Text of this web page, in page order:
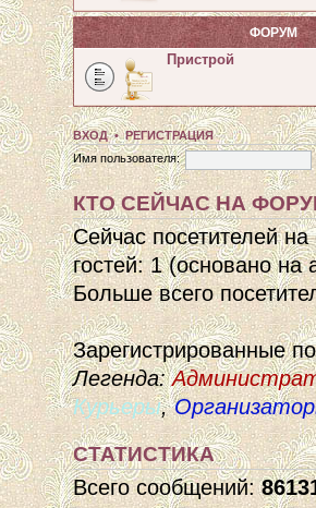
ФОРУМ
Пристрой
ВХОД•РЕГИСТРАЦИЯ
Имя пользователя:
КТО СЕЙЧАС НА
Сейчас посетителей
гостей: 1 (основано на
Больше всего
Зарегистрированные
Легенда:
Курьеры,
СТАТИСТИКА
Всего сообщений: